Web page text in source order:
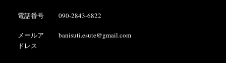
電話番号 090-2843-6822
メールア
ドレス
banisuti.esute@gmail.com